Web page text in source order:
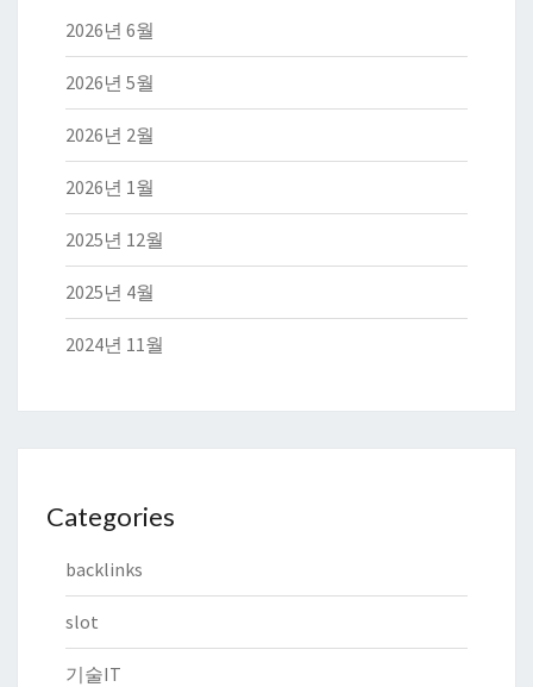
2026년 6월
2026년 5월
2026년 2월
2026년 1월
2025년 12월
2025년 4월
2024년 11월
Categories
backlinks
slot
기술IT